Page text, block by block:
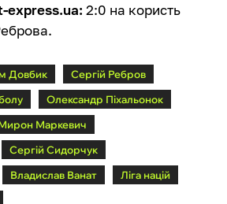
express.ua: 2:0 на користь
Довбик
Сергій Ребров
Олександр Піхальонок
Маркевич
Сергій Сидорчук
Владислав Ванат
Ліга націй